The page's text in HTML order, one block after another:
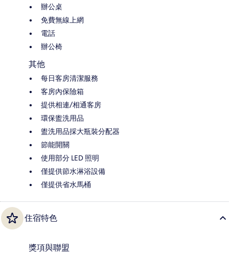
辦公桌
免費無線上網
電話
辦公椅
其他
每日客房清潔服務
客房內保險箱
提供相連/相通客房
環保盥洗用品
盥洗用品採大瓶裝分配器
節能開關
使用部分 LED 照明
僅提供節水淋浴設備
僅提供省水馬桶
住宿特色
獎項與聯盟